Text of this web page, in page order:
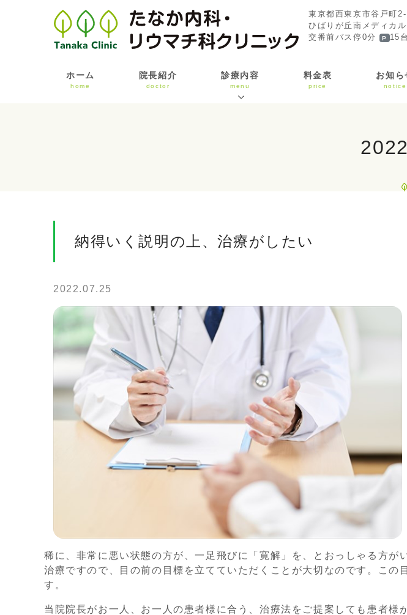
東京都西東京市谷戸町
ひばりが丘南メディカ
交番前バス停0分 P 15台
ホーム
home
院長紹介
doctor
診療内容
menu
料金表
price
お知ら
notice
納得いく説明の上、治療がしたい
2022.07.25
稀に、非常に悪い状態の方が、一足飛びに「寛解」を、とおっしゃる方
治療ですので、目の前の目標を立てていただくことが大切なのです。こ
す。
当院院長がお一人、お一人の患者様に合う、治療法をご提案しても患者